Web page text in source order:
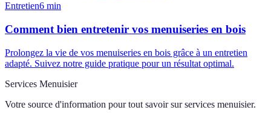
Entretien6 min
Comment bien entretenir vos menuiseries en bois
Prolongez la vie de vos menuiseries en bois grâce à un entretien
adapté. Suivez notre guide pratique pour un résultat optimal.
Services Menuisier
Votre source d'information pour tout savoir sur services menuisier.